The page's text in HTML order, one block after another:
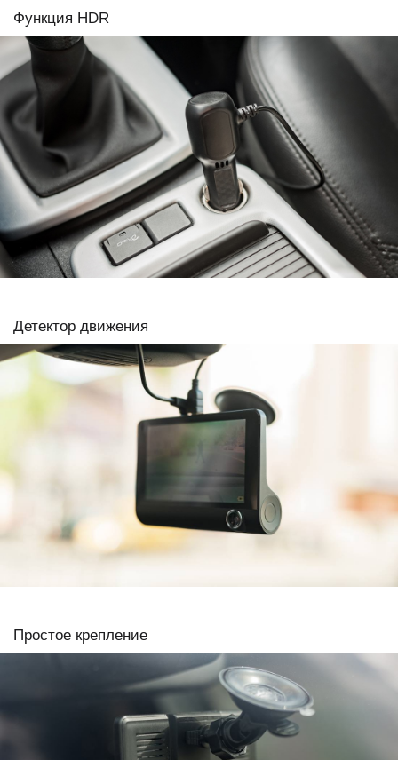
Функция HDR
Детектор движения
Простое крепление